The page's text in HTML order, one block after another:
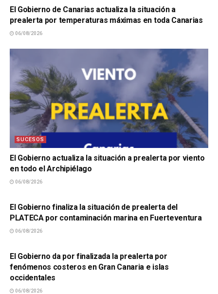
El Gobierno de Canarias actualiza la situación a
prealerta por temperaturas máximas en toda Canarias
06/08/2026
SUCESOS
El Gobierno actualiza la situación a prealerta por viento
en todo el Archipiélago
06/08/2026
El Gobierno finaliza la situación de prealerta del
PLATECA por contaminación marina en Fuerteventura
06/08/2026
El Gobierno da por finalizada la prealerta por
fenómenos costeros en Gran Canaria e islas
occidentales
06/08/2026